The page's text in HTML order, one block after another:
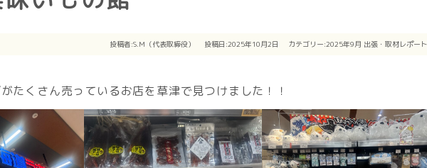
投稿者:S.M（代表取締役） 投稿日:2025年10月2日 カテゴリー:2025年9月 出張・取材レポー
たくさん売っているお店を草津で見つけました！！